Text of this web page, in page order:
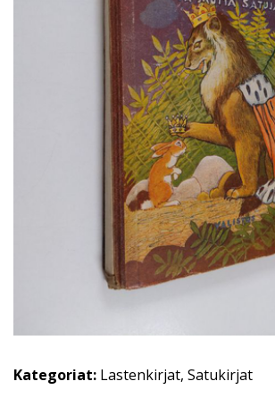
Kategoriat: Lastenkirjat, Satukirjat